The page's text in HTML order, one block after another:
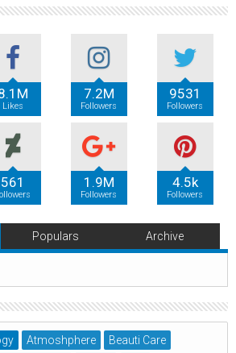
Likes
7.2M
Followers
9531
Followers
561 1.9M
Followers
4.5k
Followers
Populars Archive
Atmoshphere
Beauti Care